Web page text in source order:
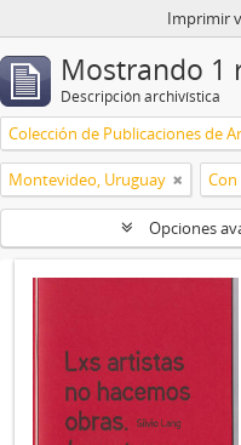
Imprimir
Mostrando 1
Descripción archivística
Montevideo, Uruguay
Opciones